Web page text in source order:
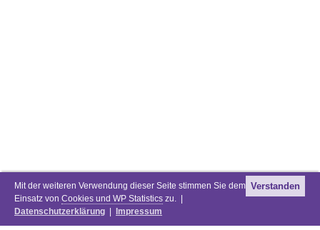
Mit der weiteren Verwendung dieser Seite stimmen Sie dem
Einsatz von Cookies und WP Statistics zu. |
Datenschutzerklärung
Impressum
Verstanden